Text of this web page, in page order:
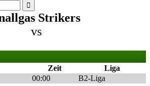
Strikers
vs
Zeit
Liga
00:00 B2-Liga